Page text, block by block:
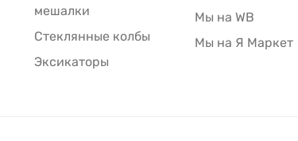
мешалки
Стеклянные колбы
Эксикаторы
Мы на WB
Мы на Я Маркет